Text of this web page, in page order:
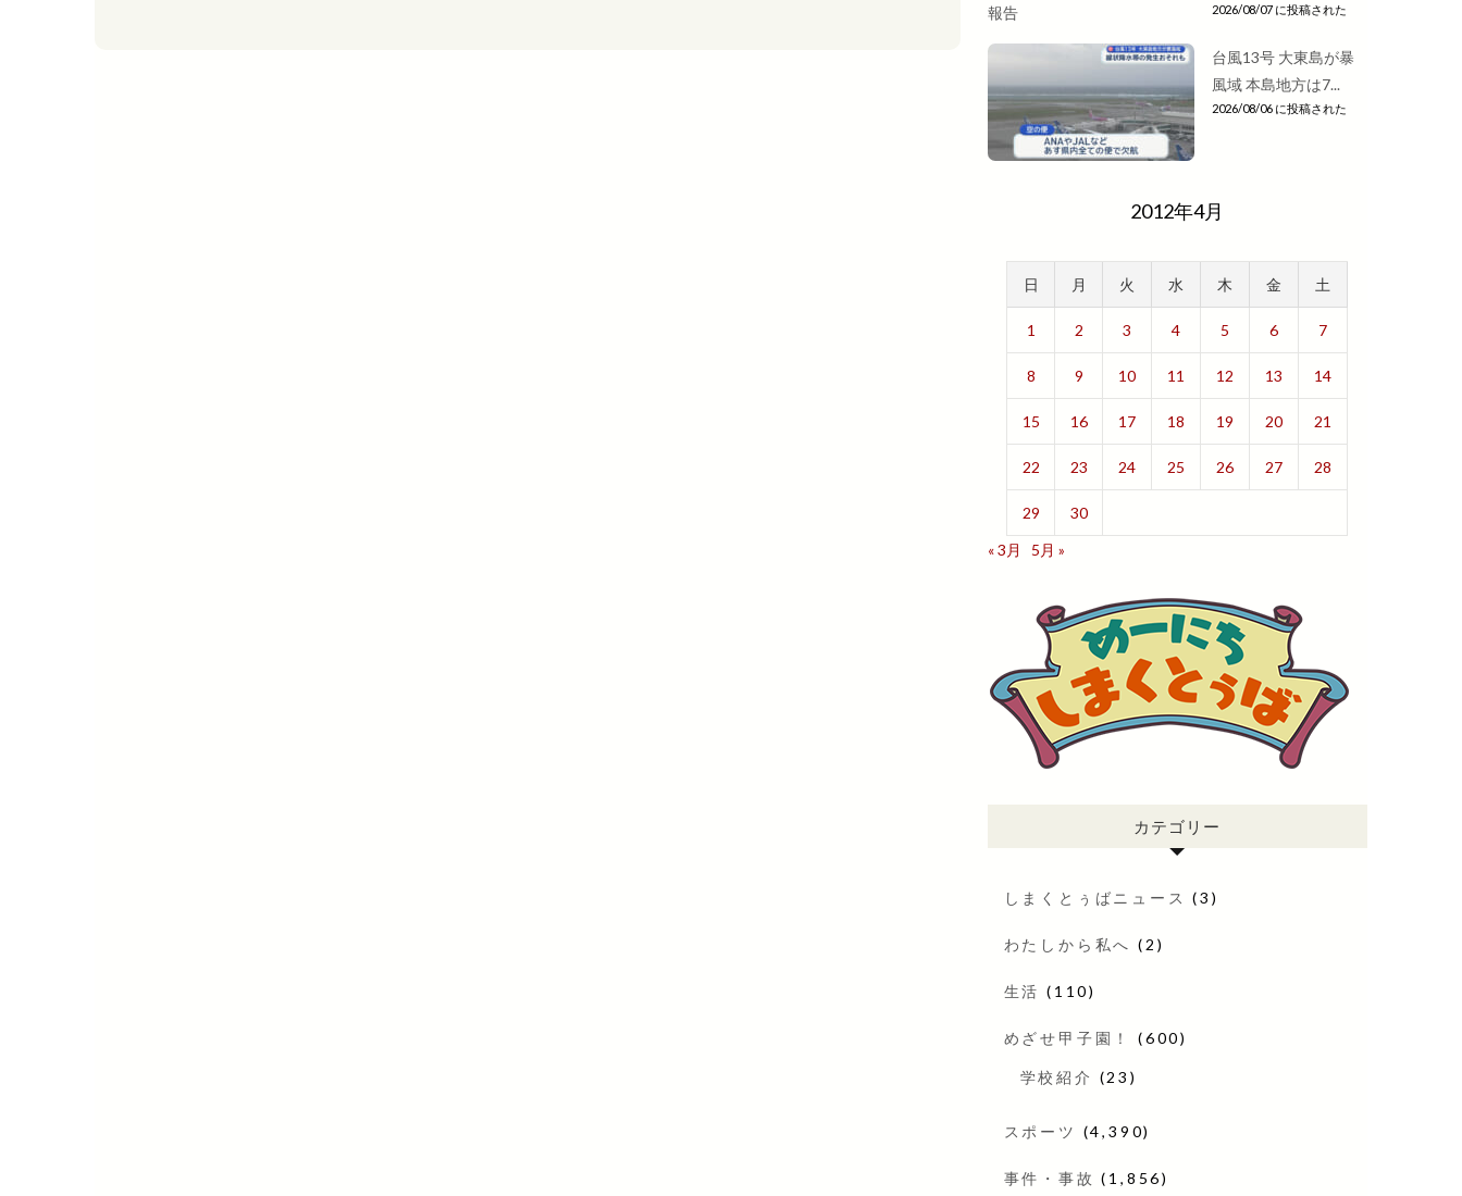
2026/08/07 に投稿された
台風13号 大東島が暴
風域 本島地方は7...
2026/08/06 に投稿された
2012年4月
日 月 火 水 木 金 土
1 2 3 4 5 6 7
8 9 10 11 12 13 14
15 16 17 18 19 20 21
22 23 24 25 26 27 28
29
30
« 3月
5月 »
カテゴリー
しまくとぅばニュース (3)
わたしから私へ (2)
生活 (110)
めざせ甲子園！ (600)
学校紹介 (23)
スポーツ (4,390)
事件・事故 (1,856)